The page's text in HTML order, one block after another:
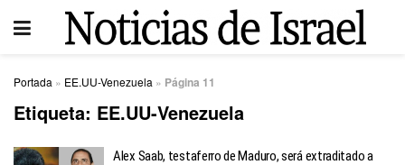
Portada » EE.UU-Venezuela » Página 11
Etiqueta: EE.UU-Venezuela
Alex Saab, testaferro de Maduro, será extraditado a